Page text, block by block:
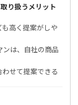
り扱うメリット
高く提案がしや
ンは、自社の商品
せて提案できる